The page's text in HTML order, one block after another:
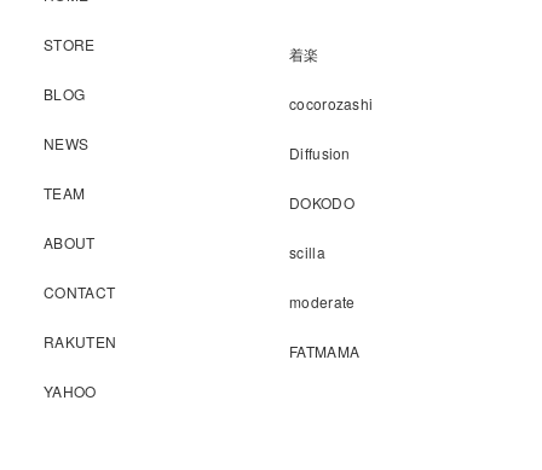
STORE
BLOG
NEWS
TEAM
ABOUT
CONTACT
RAKUTEN
YAHOO
着楽
cocorozashi
Diffusion
DOKODO
scilla
moderate
FATMAMA